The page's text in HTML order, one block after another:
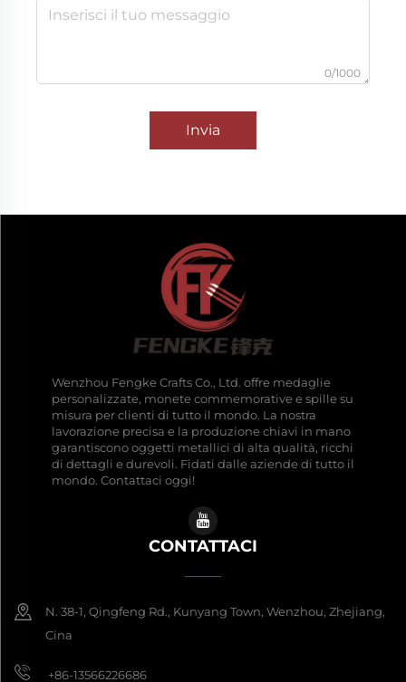
0/1000
Invia
Wenzhou Fengke Crafts Co., Ltd. offre medaglie
personalizzate, monete commemorative e spille su
misura per clienti di tutto il mondo. La nostra
lavorazione precisa e la produzione chiavi in mano
garantiscono oggetti metallici di alta qualità, ricchi
di dettagli e durevoli. Fidati dalle aziende di tutto il
mondo. Contattaci oggi!
CONTATTACI
N. 38-1, Qingfeng Rd., Kunyang Town, Wenzhou, Zhejiang,
Cina
+86-13566226686